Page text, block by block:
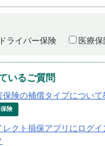
ドライバー保険 医療
いるご質問
保険の補償タイプについて
険
レクト損保アプリにログ